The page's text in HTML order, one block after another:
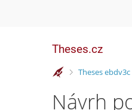
Theses.cz
>
Theses ebdv3c